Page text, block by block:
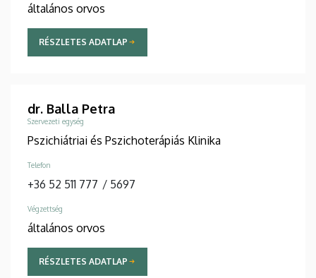
általános orvos
RÉSZLETES ADATLAP
dr. Balla Petra
Szervezeti egység
Pszichiátriai és Pszichoterápiás Klinika
Telefon
+36 52 511 777 / 5697
Végzettség
általános orvos
RÉSZLETES ADATLAP